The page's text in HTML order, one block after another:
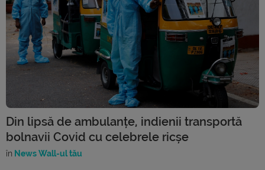
Din lipsă de ambulanțe, indienii transportă
bolnavii Covid cu celebrele ricșe
în News Wall-ul tău